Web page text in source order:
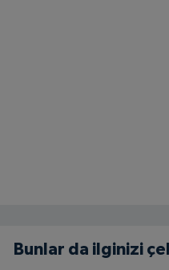
Bunlar da ilginizi